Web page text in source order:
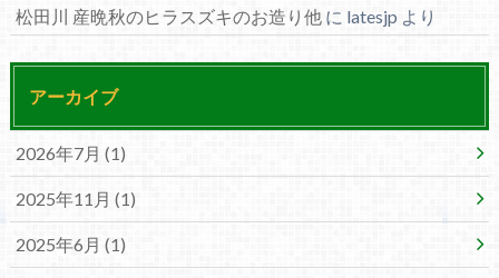
松田川 産晩秋のヒラスズキのお造り他 に latesjp より
アーカイブ
2026年7月 (1)
2025年11月 (1)
2025年6月 (1)